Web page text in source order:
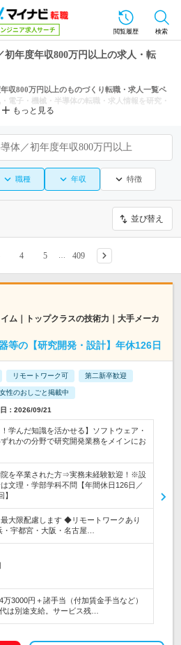
閲覧履歴 検索
年度年収800万円以上の求人・転
収800万円以上のものづくり転職・求人一覧ペ
電子・機械・半導体の転職・求人情報を研究・
設計・光学関連、制御設計などの条件からも探
もっと見る
体／初年度年収800万円以上
職種 年収 特徴
並び替え
4 5 409
ム｜トップクラスの技術力｜大手メーカ
等の【研究開発・設計】年休126日
リモートワーク可 第二新卒歓迎
女性のおしごと掲載中
：2026/09/21
学んだ知識を活かせる】ソフトウェア・
れかの分野で研究開発業務をメインにお
院を卒業された方⇒実務未経験歓迎！※設
文理・学部学科不問【年間休日126日／
】
大限配慮します ◆リモートワークあり
宇都宮・大阪・名古屋…
万3000円＋諸手当（付加賃金手当など）
は別途支給。サービス残…